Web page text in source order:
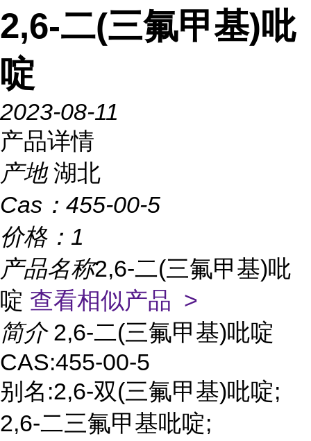
2,6-二(三氟甲基)吡
啶
2023-08-11
产品详情
产地 湖北
Cas： 455-00-5
价格： 1
产品名称2,6-二(三氟甲基)吡
啶 查看相似产品 >
简介 2,6-二(三氟甲基)吡啶
CAS:455-00-5
别名:2,6-双(三氟甲基)吡啶;
2,6-二三氟甲基吡啶;